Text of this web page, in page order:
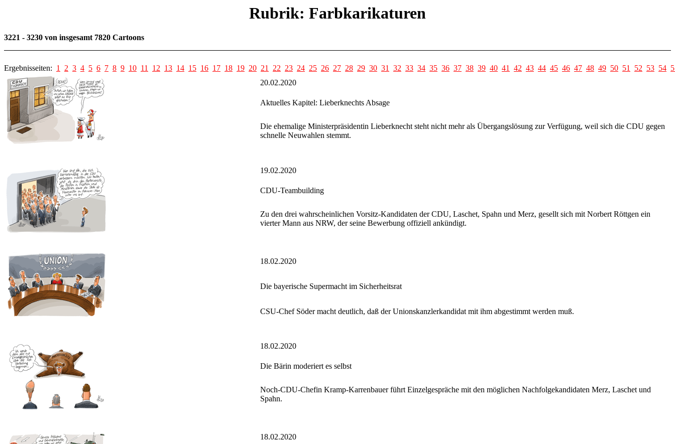
Rubrik: Farbkarikaturen
3221 - 3230 von insgesamt 7820 Cartoons
Ergebnisseiten: 1 2 3 4 5 6 7 8 9 10 11 12 13 14 15 16 17 18 19 20 21 22 23 24 25 26 27 28 29 30 31 32 33 34 35 36 37 38 39 40 41 42 43 44 45 46 47 48 49 50 51 52 53 54
20.02.2020
Aktuelles Kapitel: Lieberknechts Absage
Die ehemalige Ministerpräsidentin Lieberknecht steht nicht mehr als Übergangslösung zur Verfügung, weil sich die CDU gegen
schnelle Neuwahlen stemmt.
19.02.2020
CDU-Teambuilding
Zu den drei wahrscheinlichen Vorsitz-Kandidaten der CDU, Laschet, Spahn und Merz, gesellt sich mit Norbert Röttgen ein
vierter Mann aus NRW, der seine Bewerbung offiziell ankündigt.
18.02.2020
Die bayerische Supermacht im Sicherheitsrat
CSU-Chef Söder macht deutlich, daß der Unionskanzlerkandidat mit ihm abgestimmt werden muß.
18.02.2020
Die Bärin moderiert es selbst
Noch-CDU-Chefin Kramp-Karrenbauer führt Einzelgespräche mit den möglichen Nachfolgekandidaten Merz, Laschet und
Spahn.
18.02.2020